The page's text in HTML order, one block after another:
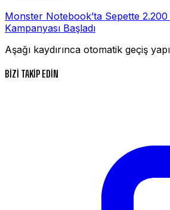
Monster Notebook’ta Sepette 2.200
Kampanyası Başladı
Aşağı kaydırınca otomatik geçiş
BİZİ TAKİP EDİN